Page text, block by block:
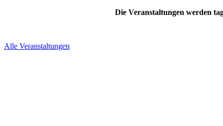
Die Veranstaltungen werden
Alle Veranstaltungen